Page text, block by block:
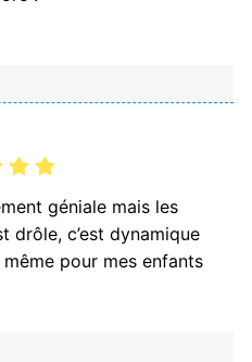
géniale mais les
drôle, c’est dynamique
pour mes enfants